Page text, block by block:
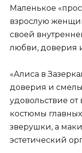
Маленькое
взрослую
своей
любви, доверия
«Алиса в
доверия и
удовольствие
костюмы
зверушки, а
эстетический